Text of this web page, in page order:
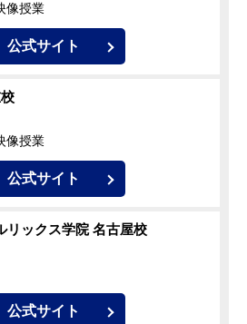
像授業
公式サイト
像授業
公式サイト
リックス学院 名古屋校
公式サイト